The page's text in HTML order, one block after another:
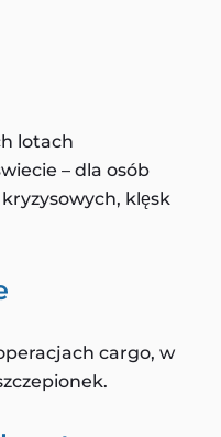
lotach
– dla osób
klęsk
cargo, w